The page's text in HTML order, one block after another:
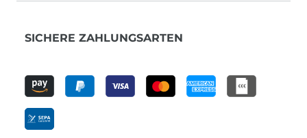
SICHERE ZAHLUNGSARTEN